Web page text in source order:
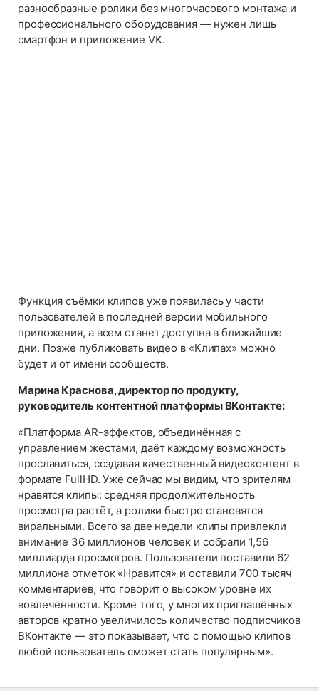
разнообразные ролики без многочасового монтажа и
профессионального оборудования — нужен лишь
смартфон и приложение VK.
Функция съёмки клипов уже появилась у части
пользователей в последней версии мобильного
приложения, а всем станет доступна в ближайшие
дни. Позже публиковать видео в «Клипах» можно
будет и от имени сообществ.
Марина Краснова, директор по продукту,
руководитель контентной платформы ВКонтакте:
«Платформа AR-эффектов, объединённая с
управлением жестами, даёт каждому возможность
прославиться, создавая качественный видеоконтент в
формате FullHD. Уже сейчас мы видим, что зрителям
нравятся клипы: средняя продолжительность
просмотра растёт, а ролики быстро становятся
виральными. Всего за две недели клипы привлекли
внимание 36 миллионов человек и собрали 1,56
миллиарда просмотров. Пользователи поставили 62
миллиона отметок «Нравится» и оставили 700 тысяч
комментариев, что говорит о высоком уровне их
вовлечённости. Кроме того, у многих приглашённых
авторов кратно увеличилось количество подписчиков
ВКонтакте — это показывает, что с помощью клипов
любой пользователь сможет стать популярным».